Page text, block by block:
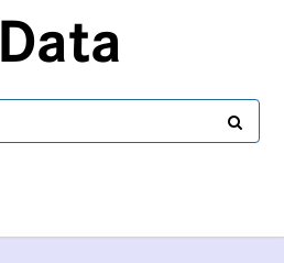
Data